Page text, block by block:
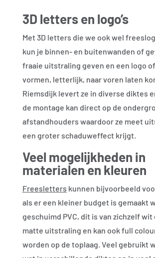
3D letters en logo’s
Met 3D letters die we ook wel
kun je binnen- en buitenwanden of
fraaie uitstraling geven en een logo
vormen, letterlijk, naar voren laten
Riemsdijk levert ze in diverse diktes
de montage kan direct op de
afstandhouders waardoor ze meet
een groter schaduweffect krijgt.
Veel mogelijkheden in
materialen en kleuren
Freesletters kunnen bijvoorbeeld
als er een kleiner budget is gemaakt
geschuimd PVC, dit is van zichzelf
matte uitstraling en kan ook full
worden op de toplaag. Veel gebruikt